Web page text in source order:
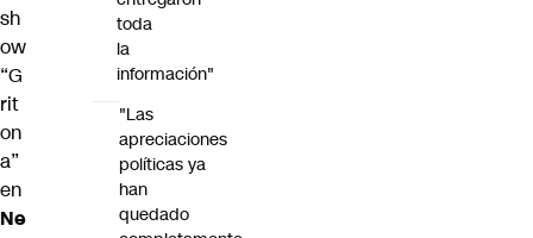
sh
ow
“G
rit
on
a”
en
Ne
toda
la
información"
"Las
apreciaciones
políticas ya
han
quedado